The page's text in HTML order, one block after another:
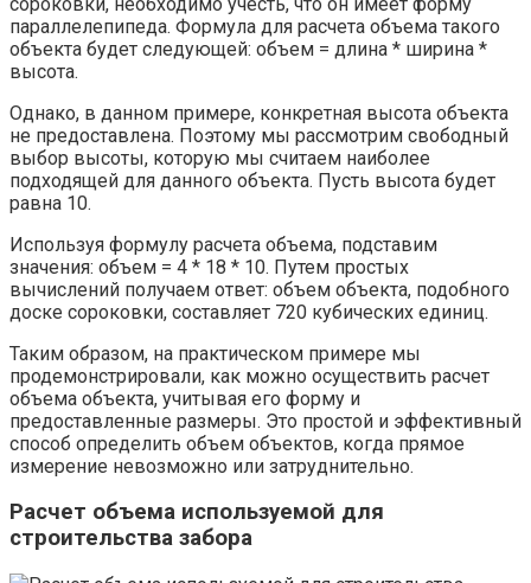
параллелепипеда. Формула для расчета объема такого
объекта будет следующей: объем = длина * ширина *
высота.
Однако, в данном примере, конкретная высота объекта
не предоставлена. Поэтому мы рассмотрим свободный
выбор высоты, которую мы считаем наиболее
подходящей для данного объекта. Пусть высота будет
равна 10.
Используя формулу расчета объема, подставим
значения: объем = 4 * 18 * 10. Путем простых
вычислений получаем ответ: объем объекта, подобного
доске сороковки, составляет 720 кубических единиц.
Таким образом, на практическом примере мы
продемонстрировали, как можно осуществить расчет
объема объекта, учитывая его форму и
предоставленные размеры. Это простой и эффективный
способ определить объем объектов, когда прямое
измерение невозможно или затруднительно.
Расчет объема используемой для
строительства забора